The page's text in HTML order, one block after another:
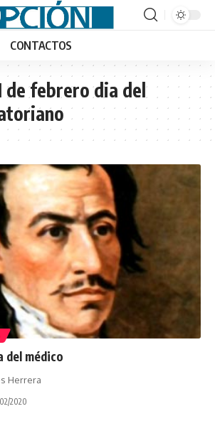
CONTACTOS
de febrero dia del
del médico
Herrera
2020